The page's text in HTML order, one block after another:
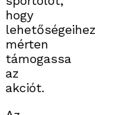
hogy
lehetőségeihez
mérten
támogassa
az
akciót.